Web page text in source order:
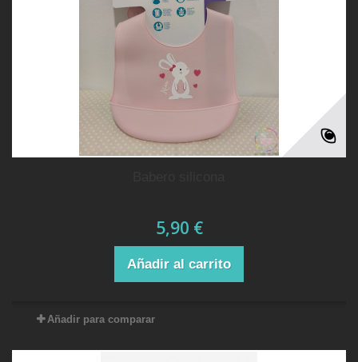
5,90 €
Añadir al carrito
Añadir para comparar